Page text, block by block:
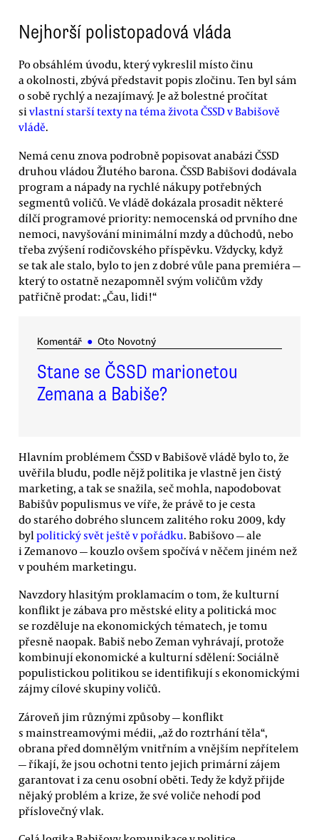
Nejhorší polistopadová vláda
Po obsáhlém úvodu, který vykreslil místo činu
a okolnosti, zbývá představit popis zločinu. Ten byl sám
o sobě rychlý a nezajímavý. Je až bolestné pročítat
sivlastní starší texty na téma života ČSSD v Babišově
vládě.
Nemá cenu znova podrobně popisovat anabázi ČSSD
druhou vládou Žlutého barona. ČSSD Babišovi dodávala
program a nápady na rychlé nákupy potřebných
segmentů voličů. Ve vládě dokázala prosadit některé
dílčí programové priority: nemocenská od prvního dne
nemoci, navyšování minimální mzdy a důchodů, nebo
třeba zvýšení rodičovského příspěvku. Vždycky, když
se tak ale stalo, bylo to jen z dobré vůle pana premiéra —
který to ostatně nezapomněl svým voličům vždy
patřičně prodat: „Čau, lidi!“
Komentář ● Oto Novotný
Stane se ČSSD marionetou
Zemana a Babiše?
Hlavním problémem ČSSD v Babišově vládě bylo to, že
uvěřila bludu, podle nějž politika je vlastně jen čistý
marketing, a tak se snažila, seč mohla, napodobovat
Babišův populismus ve víře, že právě to je cesta
do starého dobrého sluncem zalitého roku 2009, kdy
byl politický svět ještě v pořádku. Babišovo — ale
i Zemanovo — kouzlo ovšem spočívá v něčem jiném než
v pouhém marketingu.
Navzdory hlasitým proklamacím o tom, že kulturní
konflikt je zábava pro městské elity a politická moc
se rozděluje na ekonomických tématech, je tomu
přesně naopak. Babiš nebo Zeman vyhrávají, protože
kombinují ekonomické a kulturní sdělení: Sociálně
populistickou politikou se identifikují s ekonomickými
zájmy cílové skupiny voličů.
Zároveň jim různými způsoby — konflikt
s mainstreamovými médii, „až do roztrhání těla“,
obrana před domnělým vnitřním a vnějším nepřítelem
— říkají, že jsou ochotni tento jejich primární zájem
garantovat i za cenu osobní oběti. Tedy že když přijde
nějaký problém a krize, že své voliče nehodí pod
příslovečný vlak.